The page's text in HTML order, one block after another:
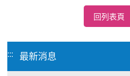
回列表頁
::: 最新消息